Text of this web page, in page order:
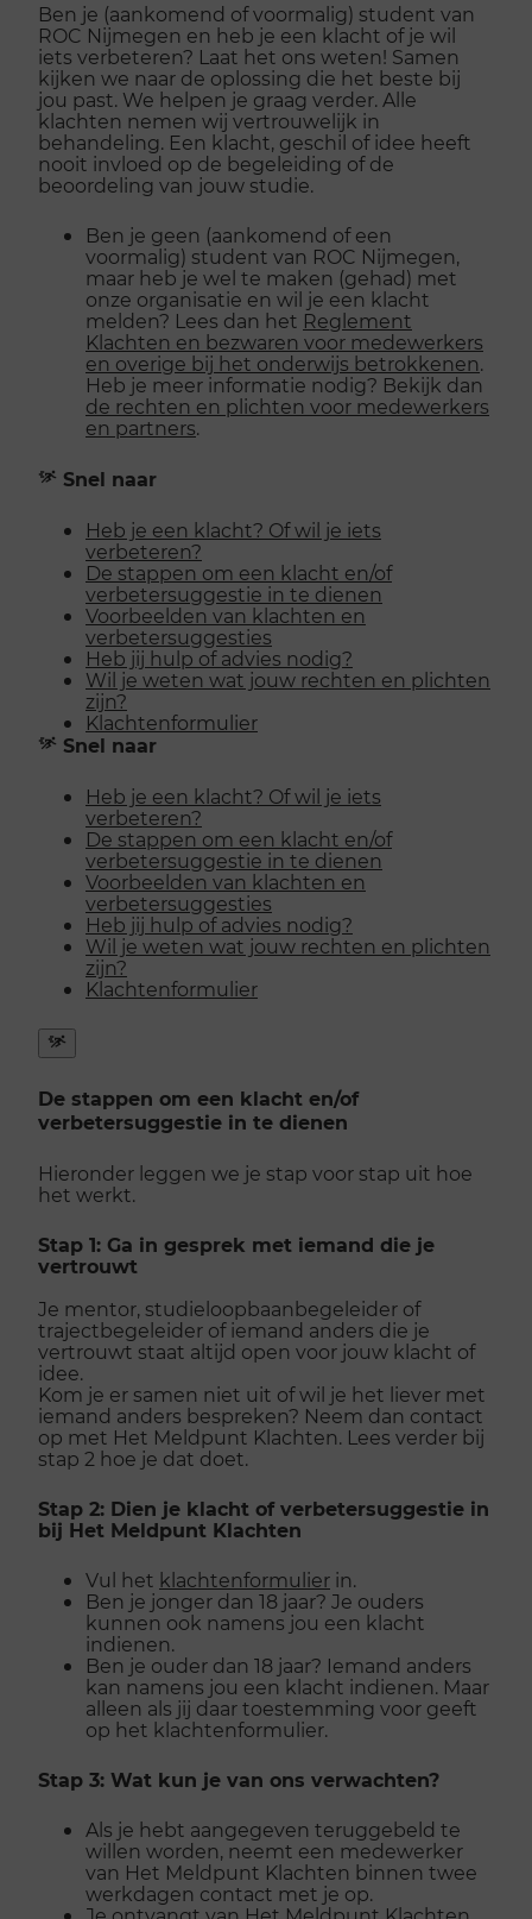
Ben je (aankomend of voormalig) student van
ROC Nijmegen en heb je een klacht of je wil
iets verbeteren? Laat het ons weten! Samen
kijken we naar de oplossing die het beste bij
jou past. We helpen je graag verder. Alle
klachten nemen wij vertrouwelijk in
behandeling. Een klacht, geschil of idee heeft
nooit invloed op de begeleiding of de
beoordeling van jouw studie.
Ben je geen (aankomend of een
voormalig) student van ROC Nijmegen,
maar heb je wel te maken (gehad) met
onze organisatie en wil je een klacht
melden? Lees dan het Reglement
Klachten en bezwaren voor medewerkers
en overige bij het onderwijs betrokkenen.
Heb je meer informatie nodig? Bekijk dan
de rechten en plichten voor medewerkers
en partners.
Snel naar
Heb je een klacht? Of wil je iets
verbeteren?
De stappen om een klacht en/of
verbetersuggestie in te dienen
Voorbeelden van klachten en
verbetersuggesties
Heb jij hulp of advies nodig?
Wil je weten wat jouw rechten en plichten
zijn?
Klachtenformulier
Snel naar
Heb je een klacht? Of wil je iets
verbeteren?
De stappen om een klacht en/of
verbetersuggestie in te dienen
Voorbeelden van klachten en
verbetersuggesties
Heb jij hulp of advies nodig?
Wil je weten wat jouw rechten en plichten
zijn?
Klachtenformulier
Snel
menu
openen
De stappen om een klacht en/of
verbetersuggestie in te dienen
Hieronder leggen we je stap voor stap uit hoe
het werkt.
Stap 1: Ga in gesprek met iemand die je
vertrouwt
Je mentor, studieloopbaanbegeleider of
trajectbegeleider of iemand anders die je
vertrouwt staat altijd open voor jouw klacht of
idee.
Kom je er samen niet uit of wil je het liever met
iemand anders bespreken? Neem dan contact
op met Het Meldpunt Klachten. Lees verder bij
stap 2 hoe je dat doet.
Stap 2: Dien je klacht of verbetersuggestie in
bij Het Meldpunt Klachten
Vul het klachtenformulier in.
Ben je jonger dan 18 jaar? Je ouders
kunnen ook namens jou een klacht
indienen.
Ben je ouder dan 18 jaar? Iemand anders
kan namens jou een klacht indienen. Maar
alleen als jij daar toestemming voor geeft
op het klachtenformulier.
Stap 3: Wat kun je van ons verwachten?
Als je hebt aangegeven teruggebeld te
willen worden, neemt een medewerker
van Het Meldpunt Klachten binnen twee
werkdagen contact met je op.